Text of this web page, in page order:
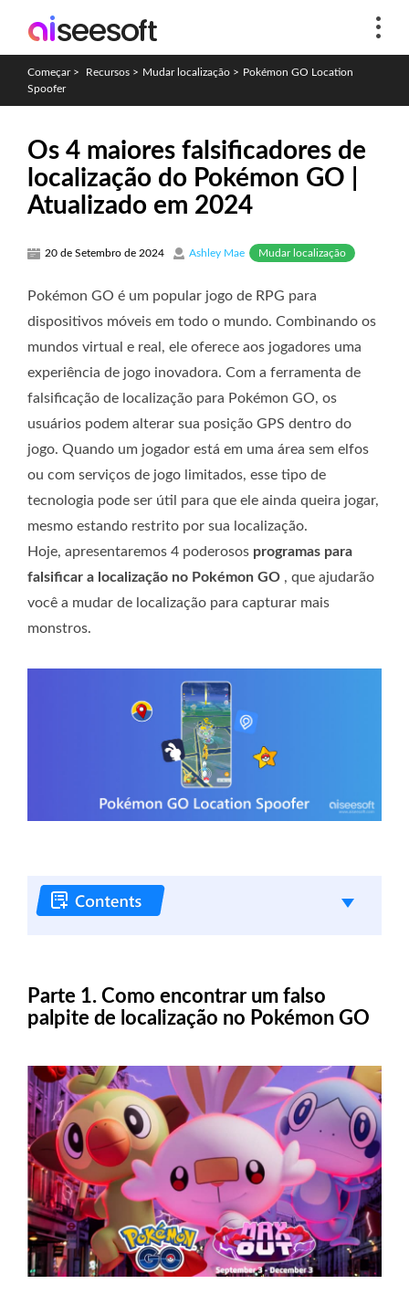
Começar> Recursos > Mudar localização > Pokémon GO Location
Spoofer
Os 4 maiores falsificadores de
localização do Pokémon GO |
Atualizado em 2024
20 de Setembro de 2024 Ashley Mae Mudar localização
Pokémon GO é um popular jogo de RPG para
dispositivos móveis em todo o mundo. Combinando os
mundos virtual e real, ele oferece aos jogadores uma
experiência de jogo inovadora. Com a ferramenta de
falsificação de localização para Pokémon GO, os
usuários podem alterar sua posição GPS dentro do
jogo. Quando um jogador está em uma área sem elfos
ou com serviços de jogo limitados, esse tipo de
tecnologia pode ser útil para que ele ainda queira jogar,
mesmo estando restrito por sua localização.
Hoje, apresentaremos 4 poderosos programas para
falsificar a localização no Pokémon GO , que ajudarão
você a mudar de localização para capturar mais
monstros.
Parte 1. Como encontrar um falso
palpite de localização no Pokémon GO